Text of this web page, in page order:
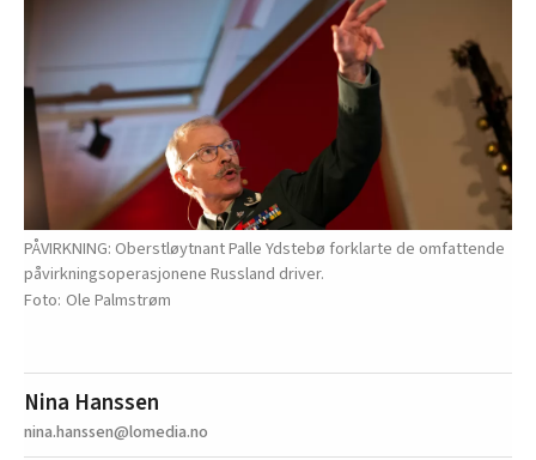
PÅVIRKNING: Oberstløytnant Palle Ydstebø forklarte de omfattende
påvirkningsoperasjonene Russland driver.
Ole Palmstrøm
Nina Hanssen
nina.hanssen@lomedia.no